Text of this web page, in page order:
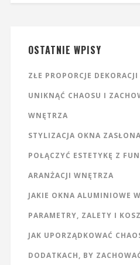
OSTATNIE WPISY
ZŁE PROPORCJE
UNIKNĄĆ CHAOSU I
WNĘTRZA
STYLIZACJA OKNA
POŁĄCZYĆ ESTETYKĘ Z
ARANŻACJI WNĘTRZA
JAKIE OKNA ALUMINIOWE
PARAMETRY, ZALETY I
JAK UPORZĄDKOWAĆ
DODATKACH, BY